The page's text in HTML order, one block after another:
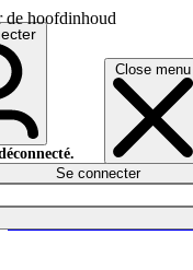
de hoofdinhoud
Close menu
Se connecter